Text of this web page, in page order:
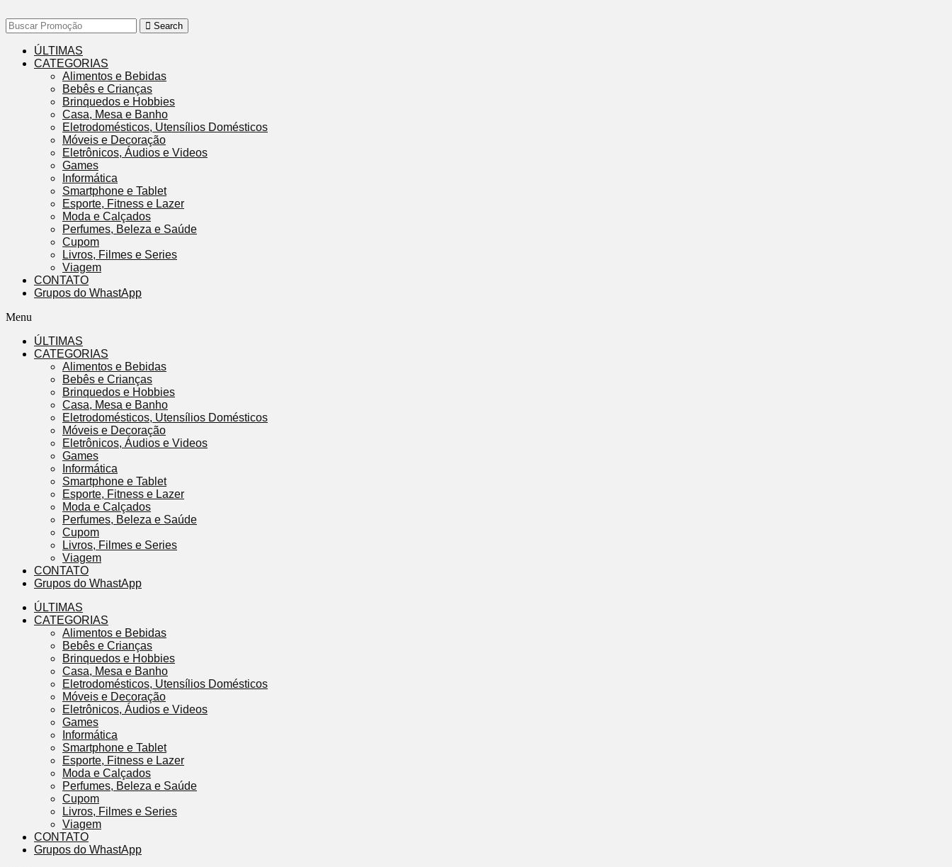
Search
ÚLTIMAS
CATEGORIAS
Alimentos e Bebidas
Bebês e Crianças
Brinquedos e Hobbies
Casa, Mesa e Banho
Eletrodomésticos, Utensílios Domésticos
Móveis e Decoração
Eletrônicos, Áudios e Videos
Games
Informática
Smartphone e Tablet
Esporte, Fitness e Lazer
Moda e Calçados
Perfumes, Beleza e Saúde
Cupom
Livros, Filmes e Series
Viagem
CONTATO
Grupos do WhastApp
Menu
ÚLTIMAS
CATEGORIAS
Alimentos e Bebidas
Bebês e Crianças
Brinquedos e Hobbies
Casa, Mesa e Banho
Eletrodomésticos, Utensílios Domésticos
Móveis e Decoração
Eletrônicos, Áudios e Videos
Games
Informática
Smartphone e Tablet
Esporte, Fitness e Lazer
Moda e Calçados
Perfumes, Beleza e Saúde
Cupom
Livros, Filmes e Series
Viagem
CONTATO
Grupos do WhastApp
ÚLTIMAS
CATEGORIAS
Alimentos e Bebidas
Bebês e Crianças
Brinquedos e Hobbies
Casa, Mesa e Banho
Eletrodomésticos, Utensílios Domésticos
Móveis e Decoração
Eletrônicos, Áudios e Videos
Games
Informática
Smartphone e Tablet
Esporte, Fitness e Lazer
Moda e Calçados
Perfumes, Beleza e Saúde
Cupom
Livros, Filmes e Series
Viagem
CONTATO
Grupos do WhastApp